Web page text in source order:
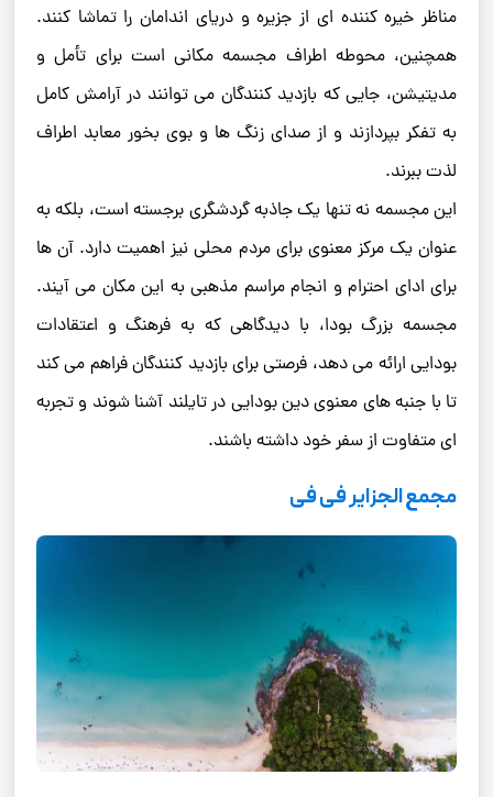
مناظر خیره‌ کننده ‌ای از جزیره و دریای اندامان را تماشا کنند.
همچنین، محوطه اطراف مجسمه مکانی است برای تأمل و
مدیتیشن، جایی که بازدید کنندگان می ‌توانند در آرامش کامل
به تفکر بپردازند و از صدای زنگ‌ ها و بوی بخور معابد اطراف
لذت ببرند.
این مجسمه نه تنها یک جاذبه گردشگری برجسته است، بلکه به
عنوان یک مرکز معنوی برای مردم محلی نیز اهمیت دارد. آن ‌ها
برای ادای احترام و انجام مراسم مذهبی به این مکان می ‌آیند.
مجسمه بزرگ بودا، با دیدگاهی که به فرهنگ و اعتقادات
بودایی ارائه می ‌دهد، فرصتی برای بازدید کنندگان فراهم می‌ کند
تا با جنبه ‌های معنوی دین بودایی در تایلند آشنا شوند و تجربه‌
ای متفاوت از سفر خود داشته باشند.
مجمع الجزایر فی فی